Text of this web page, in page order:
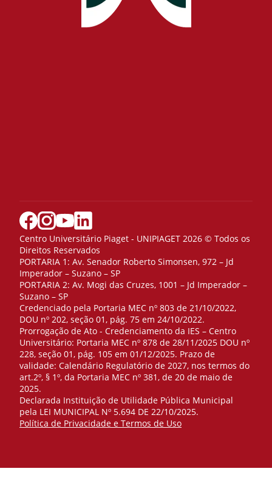
Centro Universitário Piaget - UNIPIAGET 2026 © Todos os
Direitos Reservados
PORTARIA 1: Av. Senador Roberto Simonsen, 972 – Jd
Imperador – Suzano – SP
PORTARIA 2: Av. Mogi das Cruzes, 1001 – Jd Imperador –
Suzano – SP
Credenciado pela Portaria MEC nº 803 de 21/10/2022,
DOU nº 202, seção 01, pág. 75 em 24/10/2022.
Prorrogação de Ato - Credenciamento da IES – Centro
Universitário: Portaria MEC nº 878 de 28/11/2025 DOU nº
228, seção 01, pág. 105 em 01/12/2025. Prazo de
validade: Calendário Regulatório de 2027, nos termos do
art.2º, § 1º, da Portaria MEC nº 381, de 20 de maio de
2025.
Declarada Instituição de Utilidade Pública Municipal
pela LEI MUNICIPAL Nº 5.694 DE 22/10/2025.
Política de Privacidade e Termos de Uso